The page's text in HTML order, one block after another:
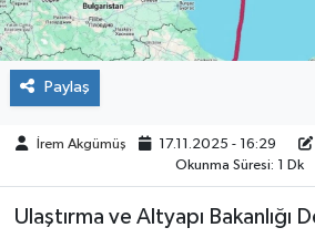
Paylaş
İrem Akgümüş 17.11.2025 - 16:29
Okunma Süresi: 1 Dk
Ulaştırma ve Altyapı Bakanlığı
VEFAT
BİLİM&TEKNOLOJİ
BÖLGE
TÜRKİYE